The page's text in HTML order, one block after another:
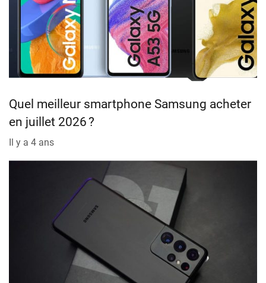
Quel meilleur smartphone Samsung acheter
en juillet 2026 ?
Il y a 4 ans